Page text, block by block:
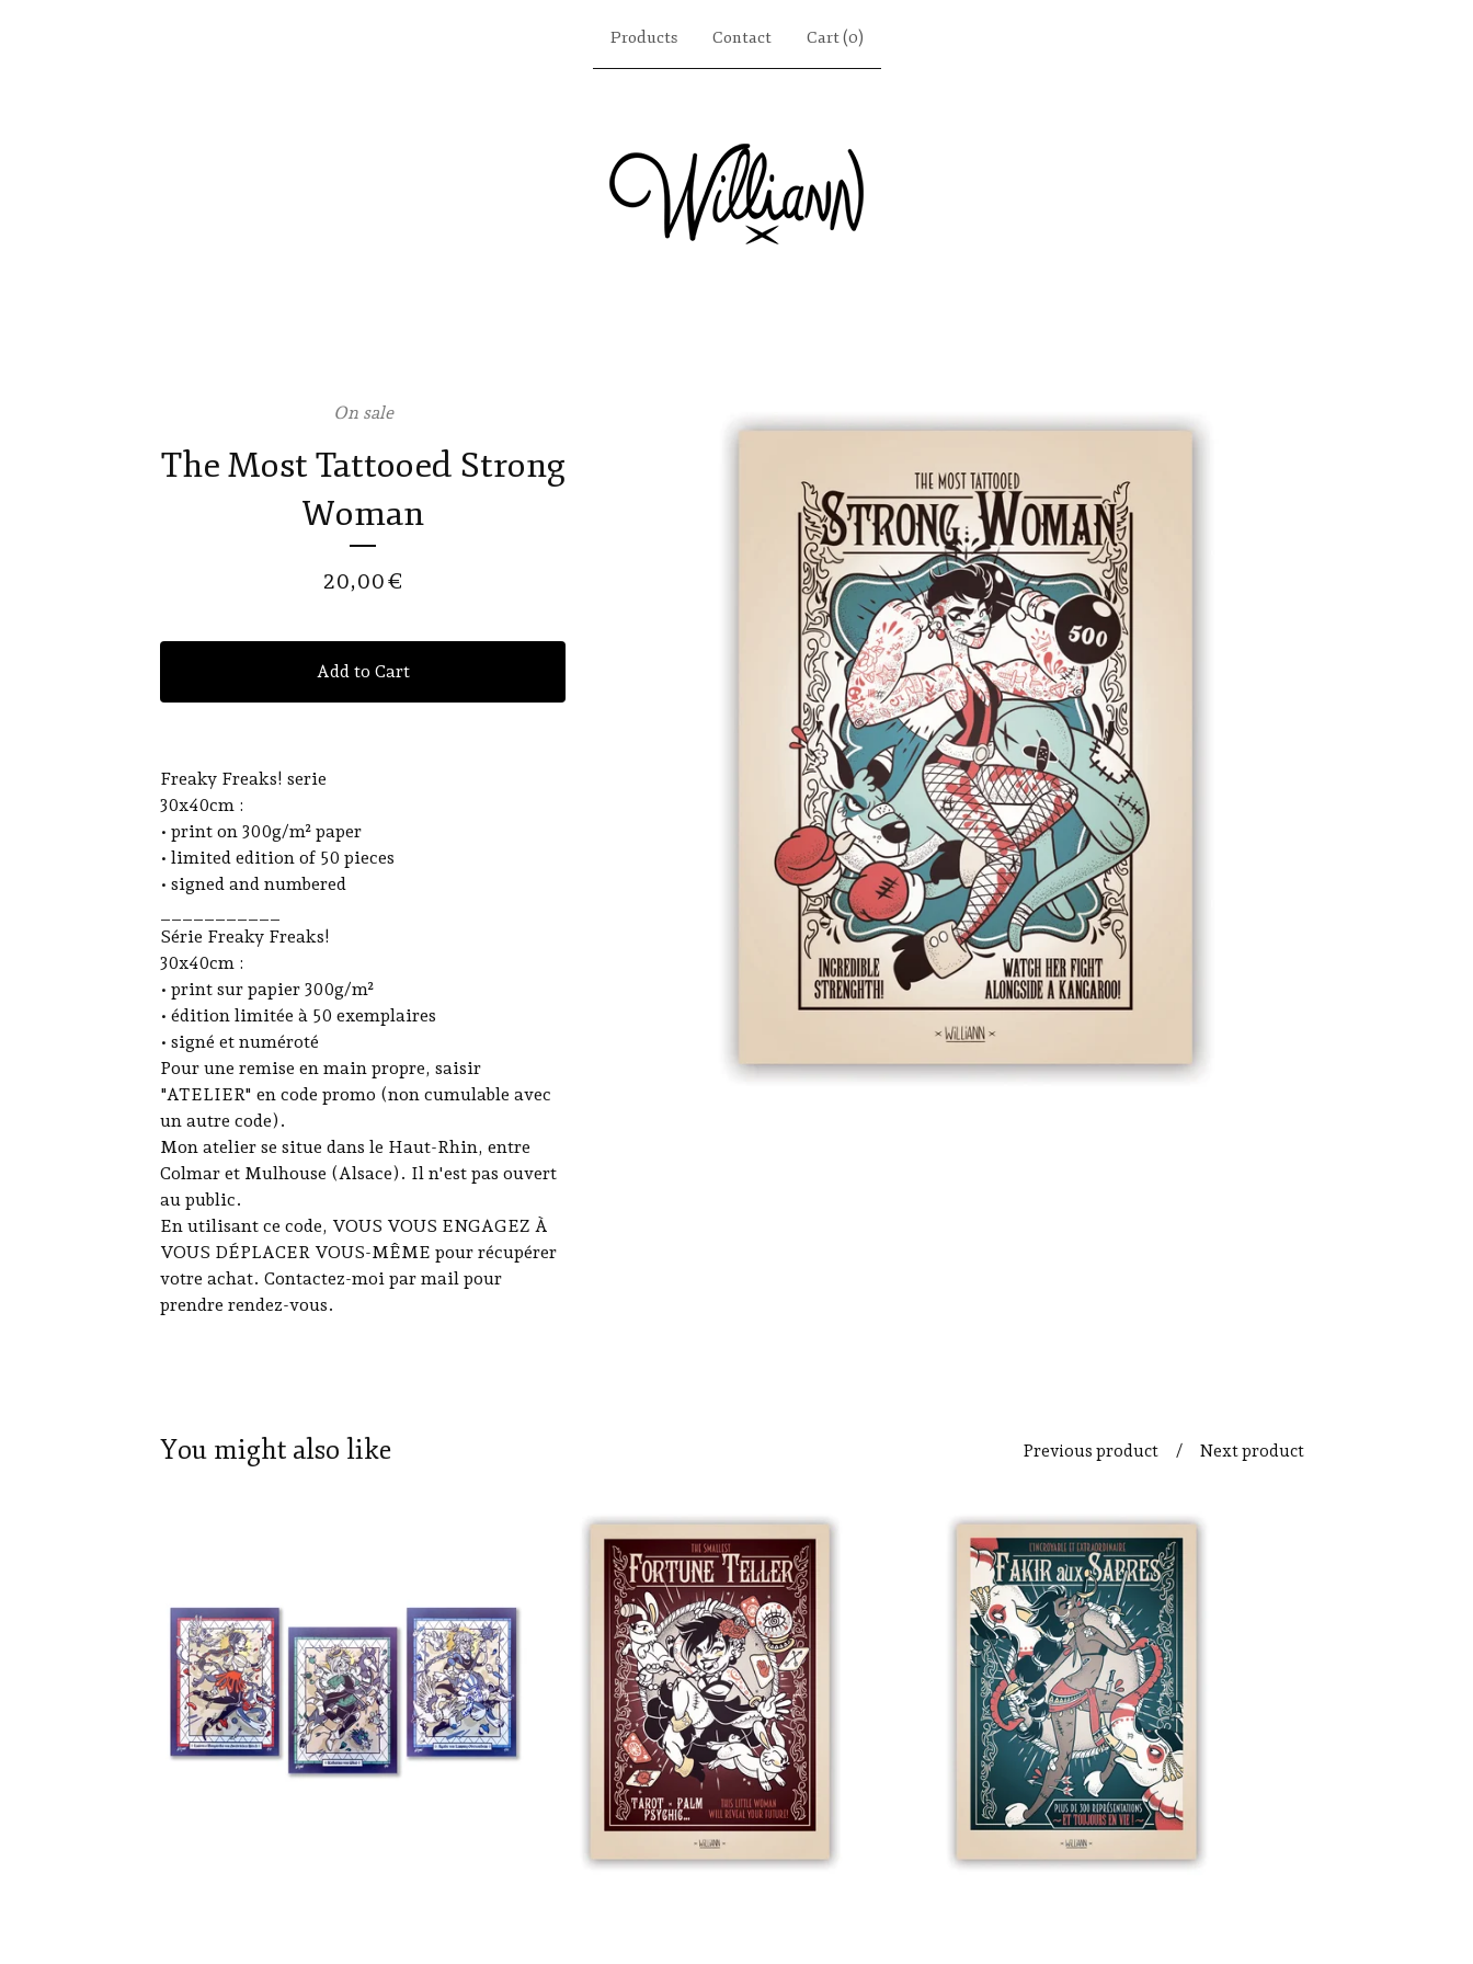
Products Contact Cart (0)
On sale
The Most Tattooed Strong
Woman
20,00€
Add to Cart
Freaky Freaks! serie
30x40cm :
• print on 300g/m² paper
• limited edition of 50 pieces
• signed and numbered
Série Freaky Freaks!
30x40cm :
• print sur papier 300g/m²
• édition limitée à 50 exemplaires
• signé et numéroté
Pour une remise en main propre, saisir
"ATELIER" en code promo (non cumulable avec
un autre code).
Mon atelier se situe dans le Haut-Rhin, entre
Colmar et Mulhouse (Alsace). Il n'est pas ouvert
au public.
En utilisant ce code, VOUS VOUS ENGAGEZ À
VOUS DÉPLACER VOUS-MÊME pour récupérer
votre achat. Contactez-moi par mail pour
prendre rendez-vous.
You might also like Previous product Next product